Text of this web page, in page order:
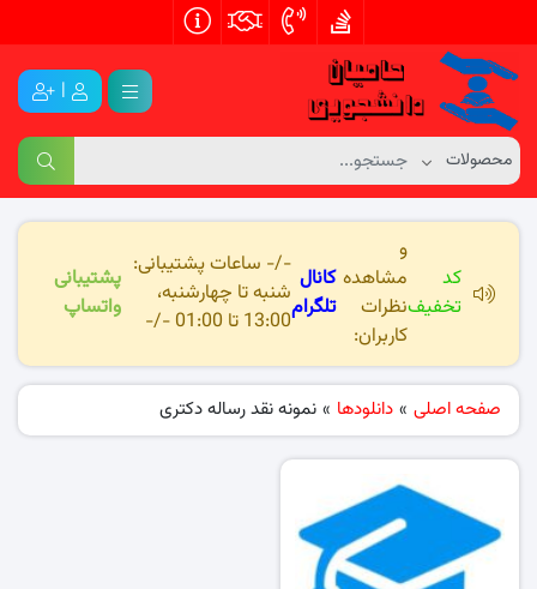
|
کد
تخفیف
و
مشاهده
نظرات
کاربران:
کانال
تلگرام
-/- ساعات پشتیبانی:
شنبه تا چهارشنبه،
13:00 تا 01:00 -/-
پشتیبانی
واتساپ
صفحه اصلی » دانلودها » نمونه نقد رساله دکتری